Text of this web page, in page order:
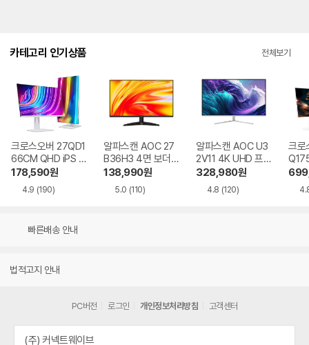
카테고리 인기상품 전체보기
크로스오버 27QD1
66CM QHD iPS U
SB-C 화이트 Ai 멀
티스탠드
178,590원
4.9 (190)
알파스캔 AOC 27
B36H3 4면 보더리
스 IPS 120 시력보
호 무결점
138,990원
5.0 (110)
알파스캔 AOC U3
2V11 4K UHD 프리
싱크 HDR 시력보호
무결점
328,980원
4.8 (120)
크로
Ai
빠른배송 안내
법적고지 안내
PC버전 로그인 개인정보처리방침 고객센터
(주) 커넥트웨이브